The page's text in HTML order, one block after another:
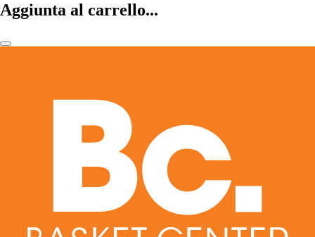
Aggiunta al carrello...